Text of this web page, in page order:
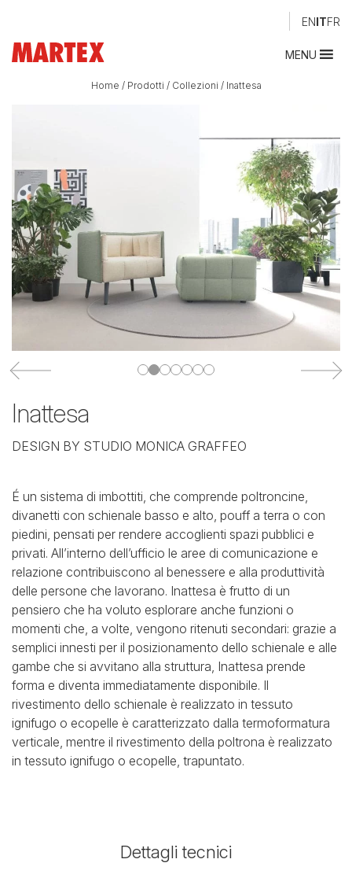
ENITFR
MENU
Home / Prodotti / Collezioni / Inattesa
Inattesa
DESIGN BY STUDIO MONICA GRAFFEO
É un sistema di imbottiti, che comprende poltroncine,
divanetti con schienale basso e alto, pouff a terra o con
piedini, pensati per rendere accoglienti spazi pubblici e
privati. All’interno dell’ufficio le aree di comunicazione e
relazione contribuiscono al benessere e alla produttività
delle persone che lavorano. Inattesa è frutto di un
pensiero che ha voluto esplorare anche funzioni o
momenti che, a volte, vengono ritenuti secondari: grazie a
semplici innesti per il posizionamento dello schienale e alle
gambe che si avvitano alla struttura, Inattesa prende
forma e diventa immediatamente disponibile. Il
rivestimento dello schienale è realizzato in tessuto
ignifugo o ecopelle è caratterizzato dalla termoformatura
verticale, mentre il rivestimento della poltrona è realizzato
in tessuto ignifugo o ecopelle, trapuntato.
Dettagli tecnici